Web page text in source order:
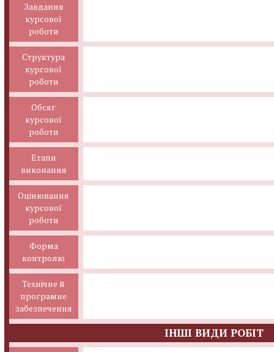
Завдання
курсової
роботи
Структура
курсової
роботи
Обсяг
курсової
роботи
Етапи
виконання
Оцінювання
курсової
роботи
Форма
контролю
Технічне й
програмне
забезпечення
ІНШІ ВИДИ РОБІТ